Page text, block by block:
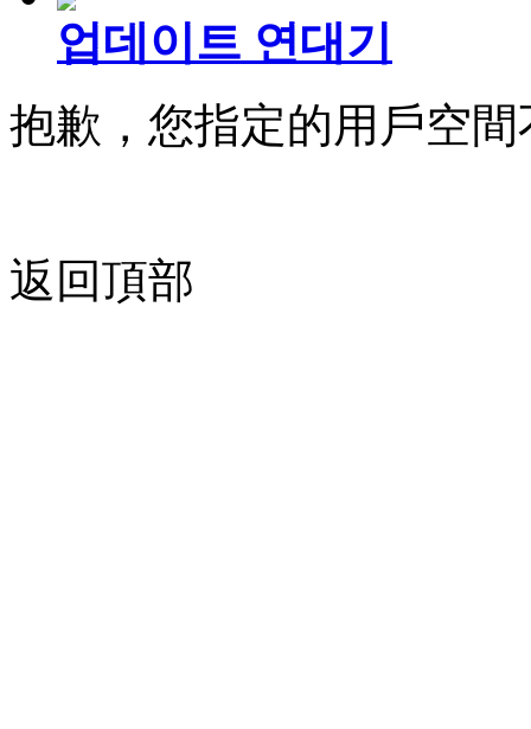
업데이트 연대기
抱歉，您指定的用戶空間
返回頂部